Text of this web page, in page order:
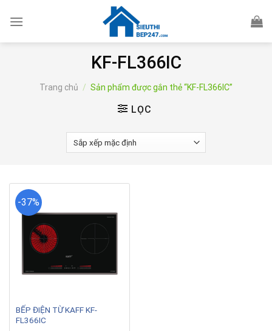
KF-FL366IC
Trang chủ / Sản phẩm được gắn thẻ “KF-FL366IC”
LỌC
-37%
BẾP ĐIỆN TỪ KAFF KF-
FL366IC